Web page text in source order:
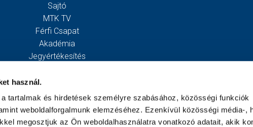
használ.
tartalmak és hirdetések személyre szabásához, közösségi funkciók
weboldalforgalmunk elemzéséhez. Ezenkívül közösségi média-,
megosztjuk az Ön weboldalhasználatra vonatkozó adatait, akik
Sajtó
MTK TV
Férfi Csapat
Akadémia
Jegyértékesítés
Egyesület
Kapcsolat